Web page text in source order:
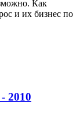
Как
и их бизнес по
2010